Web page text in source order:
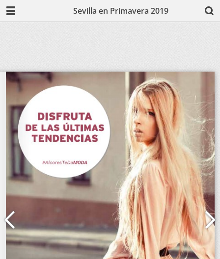
Sevilla en Primavera 2019